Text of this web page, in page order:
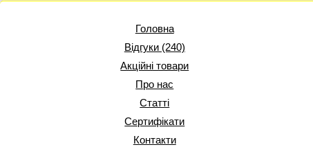
Головна
Відгуки (240)
Акційні товари
Про нас
Статті
Сертифікати
Контакти